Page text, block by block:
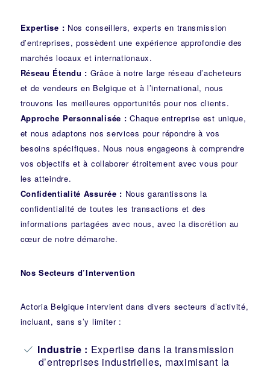
Expertise : Nos conseillers, experts en transmission
d’entreprises, possèdent une expérience approfondie des
marchés locaux et internationaux.
Réseau Étendu : Grâce à notre large réseau d’acheteurs
et de vendeurs en Belgique et à l’international, nous
trouvons les meilleures opportunités pour nos clients.
Approche Personnalisée : Chaque entreprise est unique,
et nous adaptons nos services pour répondre à vos
besoins spécifiques. Nous nous engageons à comprendre
vos objectifs et à collaborer étroitement avec vous pour
les atteindre.
Confidentialité Assurée : Nous garantissons la
confidentialité de toutes les transactions et des
informations partagées avec nous, avec la discrétion au
cœur de notre démarche.
Nos Secteurs d’Intervention
Actoria Belgique intervient dans divers secteurs d’activité,
incluant, sans s’y limiter :
Industrie : Expertise dans la transmission
d’entreprises industrielles, maximisant la